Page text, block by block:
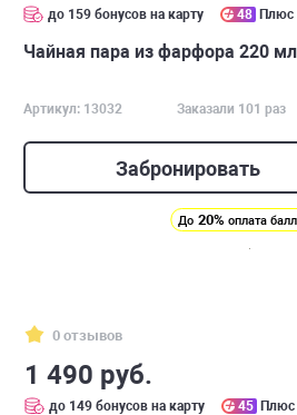
до 159 бонусов на карту 48 Плюс
Чайная пара из фарфора 220
Артикул: 13032 Заказали 101 раз
Забронировать
До 20% оплата
0 отзывов
1 490 руб.
до 149 бонусов на карту 45 Плюс